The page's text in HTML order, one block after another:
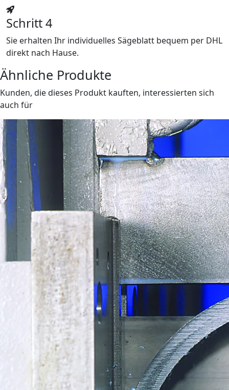
Schritt 4
Sie erhalten Ihr individuelles Sägeblatt bequem per DHL
direkt nach Hause.
Ähnliche Produkte
Kunden, die dieses Produkt kauften, interessierten sich
auch für